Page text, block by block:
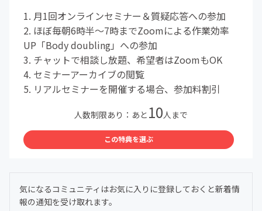
1. 月1回オンラインセミナー＆質疑応答への参加
2. ほぼ毎朝6時半〜7時までZoomによる作業効率
UP「Body doubling」への参加
3. チャットで相談し放題、希望者はZoomもOK
4. セミナーアーカイブの閲覧
5. リアルセミナーを開催する場合、参加料割引
人数制限あり：あと 10人まで
この特典を選ぶ
気になるコミュニティはお気に入りに登録しておくと新着情
報の通知を受け取れます。